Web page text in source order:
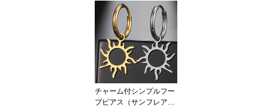
ンサーション テーパー 8
ゲージ 8GA ボディピア
ス サージカルステンレス
316L 低アレルギー メン
ズ レディース 尖鋭 円錐
ボディーピアス インサー
ションピン 拡張器 拡張
耳 ゴムキャッチ ラバー
キャッチ 玉虫色 7色
チャーム付シンプルフー
プピアス（サンフレア）